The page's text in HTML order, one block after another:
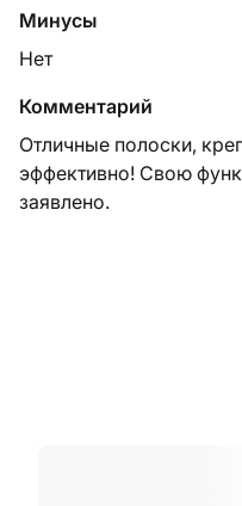
Минусы
Нет
Комментарий
Отличные полоски,
эффективно! Свою
заявлено.